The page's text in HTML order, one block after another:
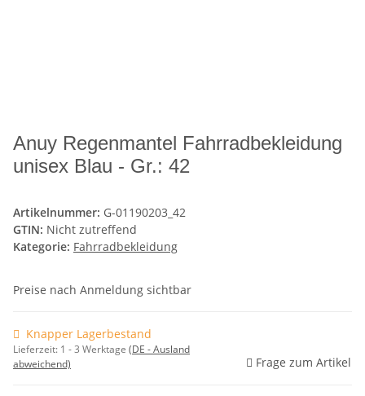
Anuy Regenmantel Fahrradbekleidung
unisex Blau - Gr.: 42
Artikelnummer: G-01190203_42
GTIN: Nicht zutreffend
Kategorie: Fahrradbekleidung
Preise nach Anmeldung sichtbar
Knapper Lagerbestand
Lieferzeit: 1 - 3 Werktage (DE - Ausland
abweichend)
Frage zum Artikel